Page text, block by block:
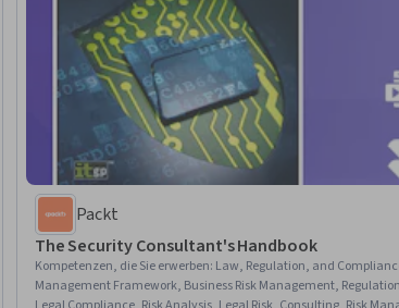
Packt
The Security Consultant's Handbook
Kompetenzen, die Sie erwerben: Law, Regulation, and
Management Framework, Business Risk Management,